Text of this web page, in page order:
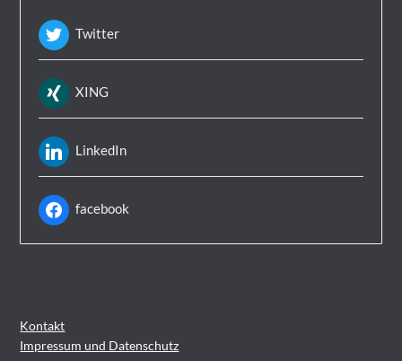
Twitter
XING
LinkedIn
facebook
Kontakt
Impressum und Datenschutz